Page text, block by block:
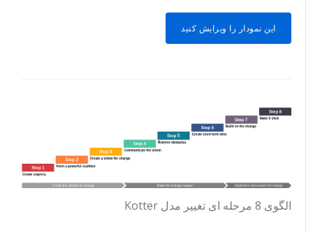
این نمودار را ویرایش کنید
الگوی 8 مرحله ای تغییر مدل Kotter